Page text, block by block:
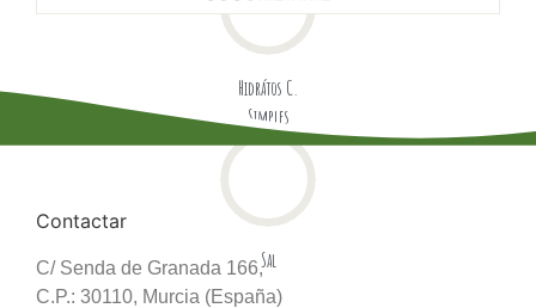
Hidrátos C.
Simples
0g
Sal
Contactar
C/ Senda de Granada 166,
C.P.: 30110, Murcia (España)